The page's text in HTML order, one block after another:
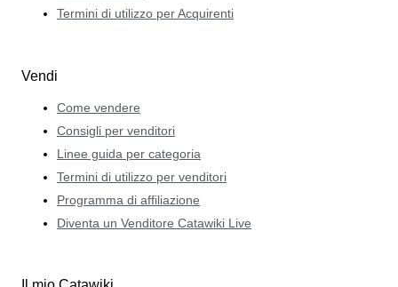
Termini di utilizzo per Acquirenti
Vendi
Come vendere
Consigli per venditori
Linee guida per categoria
Termini di utilizzo per venditori
Programma di affiliazione
Diventa un Venditore Catawiki Live